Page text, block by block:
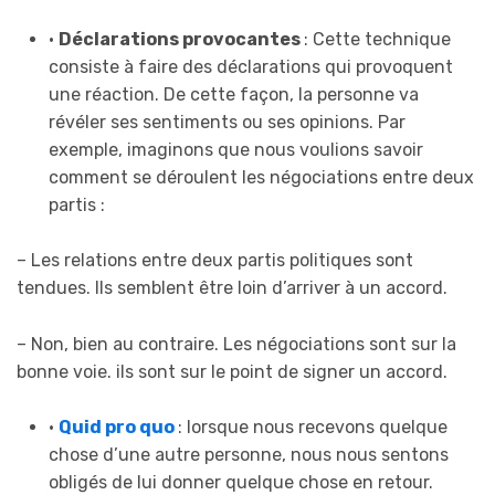
• Déclarations provocantes : Cette technique
consiste à faire des déclarations qui provoquent
une réaction. De cette façon, la personne va
révéler ses sentiments ou ses opinions. Par
exemple, imaginons que nous voulions savoir
comment se déroulent les négociations entre deux
partis :
– Les relations entre deux partis politiques sont
tendues. Ils semblent être loin d’arriver à un accord.
– Non, bien au contraire. Les négociations sont sur la
bonne voie. ils sont sur le point de signer un accord.
• Quid pro quo : lorsque nous recevons quelque
chose d’une autre personne, nous nous sentons
obligés de lui donner quelque chose en retour.